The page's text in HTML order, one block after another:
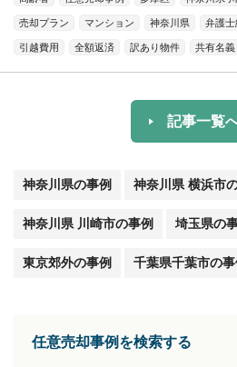
売却プラン マンション 神奈川県 弁護士
引越費用 全額返済 訳あり物件 共有名義
記事一覧
神奈川県の事例 神奈川県 横浜市
神奈川県 川崎市の事例 埼玉県の
東京郊外の事例 千葉県千葉市の事
任意売却事例を検索する